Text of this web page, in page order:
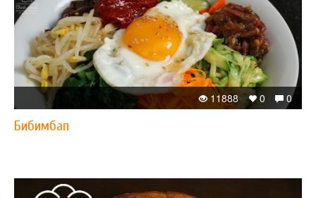
0
0
11888
Бибимбап